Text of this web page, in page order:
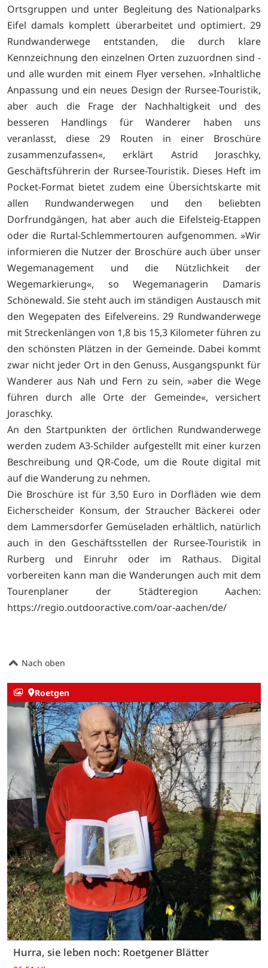
Ortsgruppen und unter Begleitung des Nationalparks
Eifel damals komplett überarbeitet und optimiert. 29
Rundwanderwege entstanden, die durch klare
Kennzeichnung den einzelnen Orten zuzuordnen sind -
und alle wurden mit einem Flyer versehen. »Inhaltliche
Anpassung und ein neues Design der Rursee-Touristik,
aber auch die Frage der Nachhaltigkeit und des
besseren Handlings für Wanderer haben uns
veranlasst, diese 29 Routen in einer Broschüre
zusammenzufassen«, erklärt Astrid Joraschky,
Geschäftsführerin der Rursee-Touristik. Dieses Heft im
Pocket-Format bietet zudem eine Übersichtskarte mit
allen Rundwanderwegen und den beliebten
Dorfrundgängen, hat aber auch die Eifelsteig-Etappen
oder die Rurtal-Schlemmertouren aufgenommen. »Wir
informieren die Nutzer der Broschüre auch über unser
Wegemanagement und die Nützlichkeit der
Wegemarkierung«, so Wegemanagerin Damaris
Schönewald. Sie steht auch im ständigen Austausch mit
den Wegepaten des Eifelvereins. 29 Rundwanderwege
mit Streckenlängen von 1,8 bis 15,3 Kilometer führen zu
den schönsten Plätzen in der Gemeinde. Dabei kommt
zwar nicht jeder Ort in den Genuss, Ausgangspunkt für
Wanderer aus Nah und Fern zu sein, »aber die Wege
führen durch alle Orte der Gemeinde«, versichert
Joraschky.
An den Startpunkten der örtlichen Rundwanderwege
werden zudem A3-Schilder aufgestellt mit einer kurzen
Beschreibung und QR-Code, um die Route digital mit
auf die Wanderung zu nehmen.
Die Broschüre ist für 3,50 Euro in Dorfläden wie dem
Eicherscheider Konsum, der Straucher Bäckerei oder
dem Lammersdorfer Gemüseladen erhältlich, natürlich
auch in den Geschäftsstellen der Rursee-Touristik in
Rurberg und Einruhr oder im Rathaus. Digital
vorbereiten kann man die Wanderungen auch mit dem
Tourenplaner der Städteregion Aachen:
https://regio.outdooractive.com/oar-aachen/de/
Nach oben
Roetgen
Hurra, sie leben noch: Roetgener Blätter